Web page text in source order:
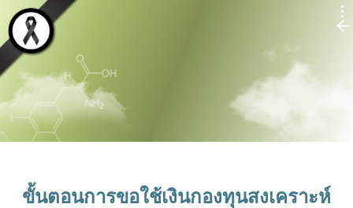
ขั้นตอนการขอใช้เงินกองทุนสงเคราะห์